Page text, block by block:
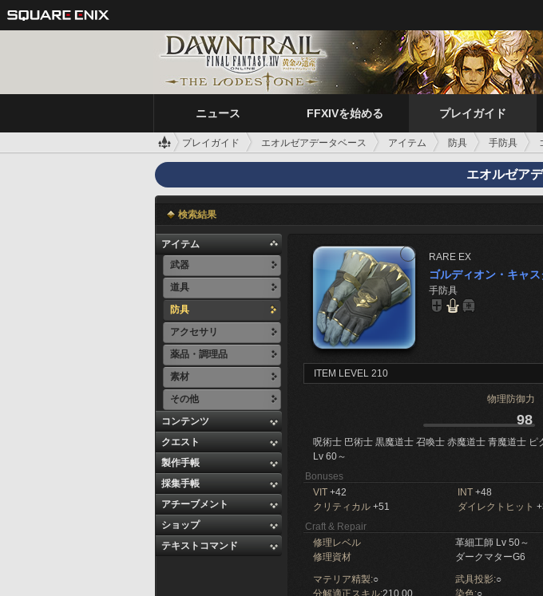
ニュース FFXIVを始める プレイガイド
プレイガイド エオルゼアデータベース アイテム 防具 手防具
エオルゼア
検索結果
アイテム
武器
道具
防具
アクセサリ
薬品・調理品
素材
その他
コンテンツ
クエスト
製作手帳
採集手帳
アチーブメント
ショップ
テキストコマンド
RARE EX
ゴルディオン・キャ
手防具
ITEM LEVEL 210
物理防御力
98
呪術士 巴術士 黒魔道士 召喚士 赤魔道士 青魔道士 ピ
Lv 60～
Bonuses
VIT +42 INT +48
クリティカル +51 ダイレクトヒット
Craft & Repair
修理レベル
革細工師 Lv 50～
修理資材
ダークマターG6
マテリア精製:○ 武具投影:○
分解適正スキル:210.00 染色:○